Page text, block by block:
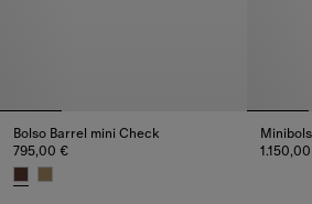
Bolso Barrel mini Check
795,00 €